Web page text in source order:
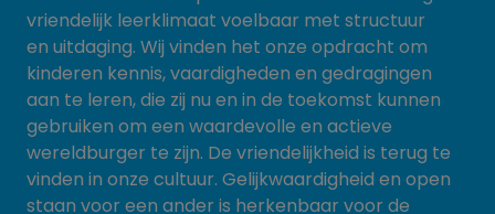
vriendelijk leerklimaat voelbaar met structuur
en uitdaging. Wij vinden het onze opdracht om
kinderen kennis, vaardigheden en gedragingen
aan te leren, die zij nu en in de toekomst kunnen
gebruiken om een waardevolle en actieve
wereldburger te zijn. De vriendelijkheid is terug te
vinden in onze cultuur. Gelijkwaardigheid en open
staan voor een ander is herkenbaar voor de